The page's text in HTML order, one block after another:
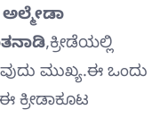
,ಕ್ರೀಡೆಯಲ್ಲಿ
ಮುಖ್ಯ.ಈ ಒಂದು
ಕ್ರೀಡಾಕೂಟ